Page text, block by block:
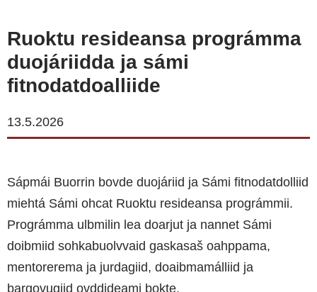
Ruoktu resideansa prográmma
duojáriidda ja sámi
fitnodatdoalliide
13.5.2026
Sápmái Buorrin bovde duojáriid ja Sámi fitnodatdolliid
miehtá Sámi ohcat Ruoktu resideansa prográmmii.
Prográmma ulbmilin lea doarjut ja nannet Sámi
doibmiid sohkabuolvvaid gaskasaš oahppama,
mentorerema ja jurdagiid, doaibmamálliid ja
bargovugiid ovddideami bokte.